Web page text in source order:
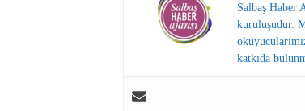
Salbaş Haber
kuruluşudur.
katkıda